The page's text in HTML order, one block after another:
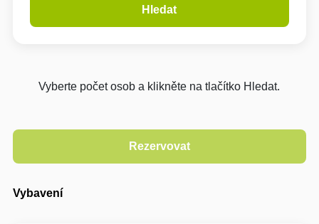
Hledat
Vyberte počet osob a klikněte na tlačítko Hledat.
Vybavení